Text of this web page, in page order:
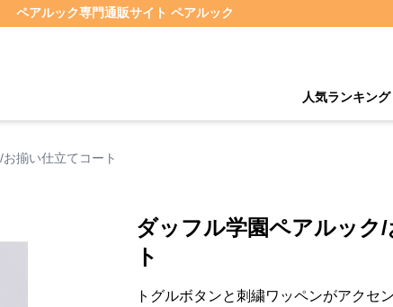
ペアルック専門通販サイト ペアルック
人気ランキング
揃い仕立てコート
ダッフル学園ペアルック
ト
トグルボタンと刺繍ワッペンがアクセ